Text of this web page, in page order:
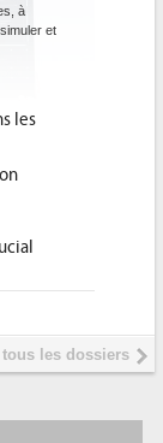
durables et plus
les pouvoirs publics
la DEE (directive
énergétique) ?
pression
répondre à...
dans les cordes
Fabrice Coquio,
de Digital Realty...
les dossiers